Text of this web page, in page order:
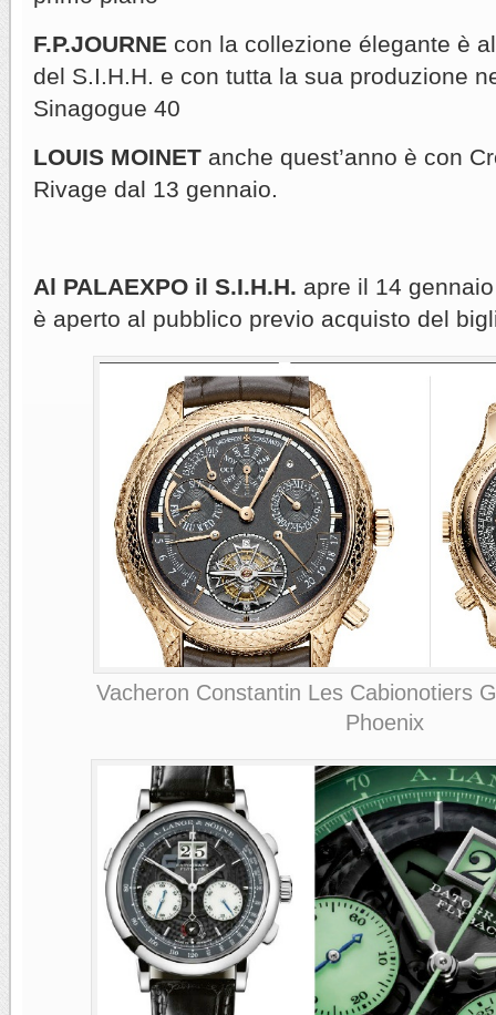
F.P.JOURNE con la collezione élegante è
del S.I.H.H. e con tutta la sua produzione
Sinagogue 40
LOUIS MOINET anche quest’anno è con
Rivage dal 13 gennaio.
Al PALAEXPO il S.I.H.H. apre il 14
è aperto al pubblico previo acquisto del
Vacheron Constantin Les Cabionotiers
Phoenix